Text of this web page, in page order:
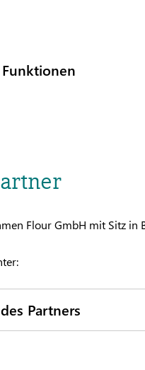
Flour GmbH mit Sitz
Partners